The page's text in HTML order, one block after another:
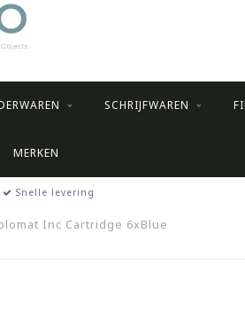
SCHRIJFWAREN
MERKEN
Snelle levering
Inc Cartridge 6xBlue